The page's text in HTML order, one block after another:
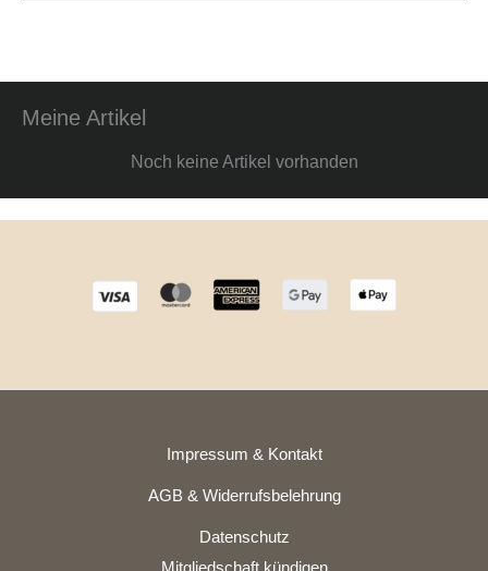
Meine Artikel
Noch keine Artikel vorhanden
Impressum & Kontakt
AGB & Widerrufsbelehrung
Datenschutz